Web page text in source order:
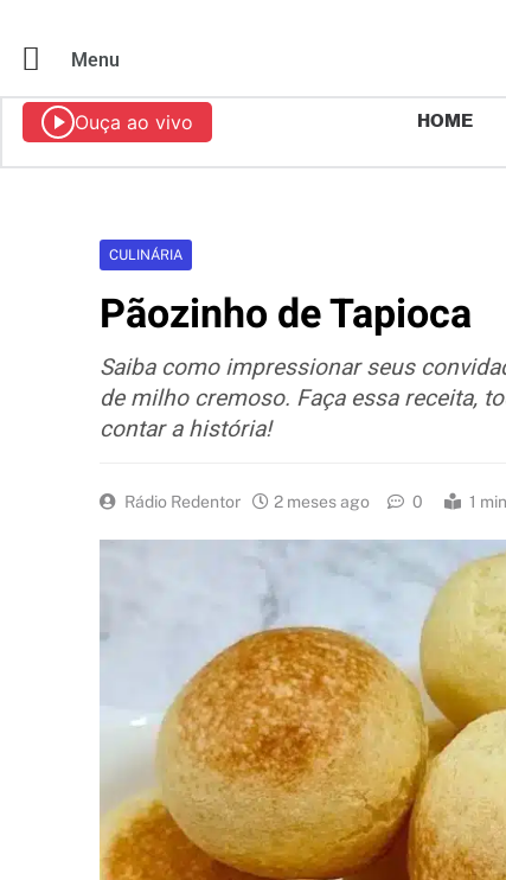
Menu
Ouça ao vivo HOME
CULINÁRIA
Pãozinho de Tapioca
Saiba como impressionar seus
de milho cremoso. Faça essa receita,
contar a história!
Rádio Redentor 2 meses ago 0 1